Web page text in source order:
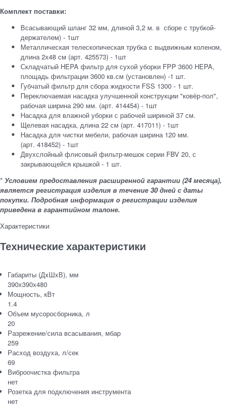
Комплект поставки:
Всасывающий шланг 32 мм, длиной 3,2 м. в сборе с трубкой-
держателем) - 1шт
Металлическая телескопическая трубка с выдвижным коленом,
длина 2х48 см (арт. 425573) - 1шт
Складчатый HEPA фильтр для сухой уборки FPP 3600 HEPA,
площадь фильтрации 3600 кв.см (установлен) -1 шт.
Губчатый фильтр для сбора жидкости FSS 1300 - 1 шт.
Переключаемая насадка улучшенной конструкции "ковёр-пол",
рабочая ширина 290 мм. (арт. 414454) - 1шт
Насадка для влажной уборки с рабочей шириной 37 см.
Щелевая насадка, длина 22 см (арт. 417011) - 1шт
Насадка для чистки мебели, рабочая ширина 120 мм.
(арт. 418452) - 1шт
Двухслойный флисовый фильтр-мешок серии FBV 20, с
закрывающейся крышкой - 1 шт.
* Условием предоставления расширенной гарантии (24 месяца),
является регистрация изделия в течение 30 дней с даты
покупки. Подробная информация о регистрации изделия
приведена в гарантийном талоне.
Характеристики
Технические характеристики
Габариты (ДxШxВ), мм
390х390х480
Мощность, кВт
1.4
Объем мусоросборника, л
20
Разрежение/сила всасывания, мбар
259
Расход воздуха, л/сек
69
Виброочистка фильтра
нет
Розетка для подключения инструмента
нет